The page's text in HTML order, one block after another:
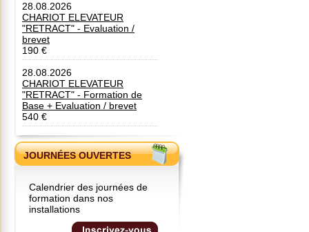
28.08.2026
CHARIOT ELEVATEUR
"RETRACT" - Evaluation /
brevet
190 €
28.08.2026
CHARIOT ELEVATEUR
"RETRACT" - Formation de
Base + Evaluation / brevet
540 €
JOURNÉES OUVERTES
Calendrier des journées de
formation dans nos
installations